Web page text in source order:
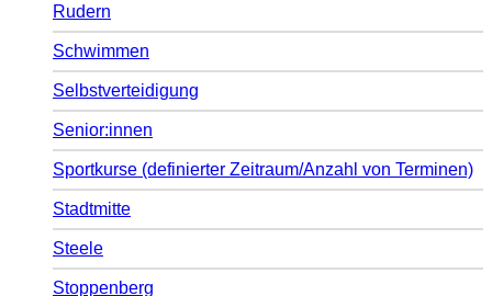
Rudern
Schwimmen
Selbstverteidigung
Senior:innen
Sportkurse (definierter Zeitraum/Anzahl von Terminen)
Stadtmitte
Steele
Stoppenberg